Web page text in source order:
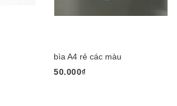
bìa A4 rẻ các màu
50.000₫